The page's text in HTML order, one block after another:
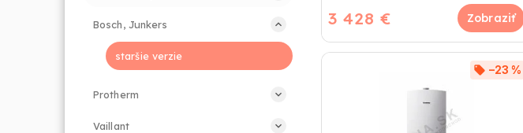
Bosch, Junkers
staršie verzie
Protherm
Vaillant
3 428 €
–23 %